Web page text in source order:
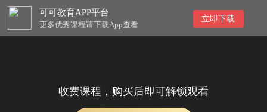
可可教育APP平台
更多优秀课程请下载App查看
立即下载
收费课程，购买后即可解锁观看